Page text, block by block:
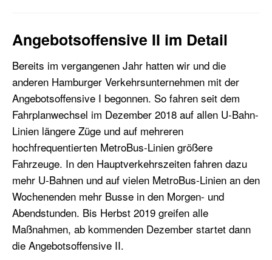
Angebotsoffensive II im Detail
Bereits im vergangenen Jahr hatten wir und die
anderen Hamburger Verkehrsunternehmen mit der
Angebotsoffensive I begonnen. So fahren seit dem
Fahrplanwechsel im Dezember 2018 auf allen U-Bahn-
Linien längere Züge und auf mehreren
hochfrequentierten MetroBus-Linien größere
Fahrzeuge. In den Hauptverkehrszeiten fahren dazu
mehr U-Bahnen und auf vielen MetroBus-Linien an den
Wochenenden mehr Busse in den Morgen- und
Abendstunden. Bis Herbst 2019 greifen alle
Maßnahmen, ab kommenden Dezember startet dann
die Angebotsoffensive II.